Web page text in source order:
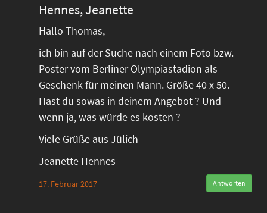
Hennes, Jeanette
Hallo Thomas,
ich bin auf der Suche nach einem Foto bzw.
Poster vom Berliner Olympiastadion als
Geschenk für meinen Mann. Größe 40 x 50.
Hast du sowas in deinem Angebot ? Und
wenn ja, was würde es kosten ?
Viele Grüße aus Jülich
Jeanette Hennes
17. Februar 2017 Antworten